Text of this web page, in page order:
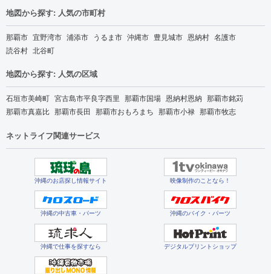
地図から探す: 人気の市町村
那覇市 宜野湾市 浦添市 うるま市 沖縄市 豊見城市 恩納村 名護市
読谷村 北谷町
地図から探す: 人気の区域
石垣市美崎町 宮古島市平良字西里 那覇市国場 恩納村恩納 那覇市銘苅
那覇市真嘉比 那覇市長田 那覇市おもろまち 那覇市小禄 那覇市牧志
ネットライフ関連サービス
沖縄のお店探し情報サイト 映像制作のことなら！
沖縄の中古車・パーツ 沖縄のバイク・パーツ
沖縄で仕事を探すなら デジタルプリントショップ